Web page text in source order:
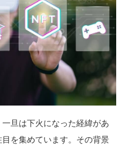
旦は下火になった経緯があ
を集めています。その背景